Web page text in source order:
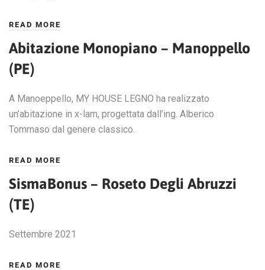
READ MORE
Abitazione Monopiano – Manoppello
(PE)
A Manoeppello, MY HOUSE LEGNO ha realizzato
un’abitazione in x-lam, progettata dall’ing. Alberico
Tommaso dal genere classico.
READ MORE
SismaBonus – Roseto Degli Abruzzi
(TE)
Settembre 2021
READ MORE